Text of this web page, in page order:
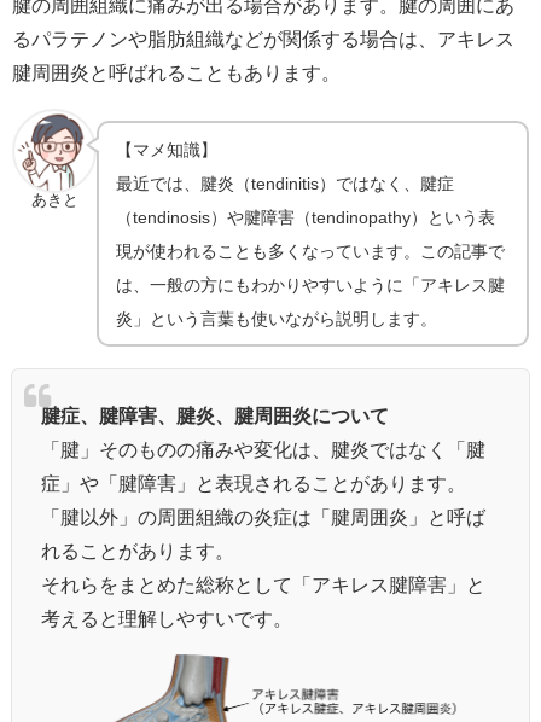
腱の周囲組織に痛みが出る場合があります。腱の周囲にあ
るパラテノンや脂肪組織などが関係する場合は、アキレス
腱周囲炎と呼ばれることもあります。
あきと
【マメ知識】
最近では、腱炎（tendinitis）ではなく、腱症
（tendinosis）や腱障害（tendinopathy）という表
現が使われることも多くなっています。この記事で
は、一般の方にもわかりやすいように「アキレス腱
炎」という言葉も使いながら説明します。
腱症、腱障害、腱炎、腱周囲炎について
「腱」そのものの痛みや変化は、腱炎ではなく「腱
症」や「腱障害」と表現されることがあります。
「腱以外」の周囲組織の炎症は「腱周囲炎」と呼ば
れることがあります。
それらをまとめた総称として「アキレス腱障害」と
考えると理解しやすいです。